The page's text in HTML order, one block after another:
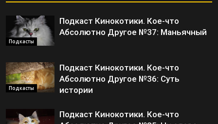
Подкасты
Подкаст Кинокотики. Кое-что
Абсолютно Другое №37: Маньячный
Подкасты
Подкаст Кинокотики. Кое-что
Абсолютно Другое №36: Суть
истории
Подкаст Кинокотики. Кое-что